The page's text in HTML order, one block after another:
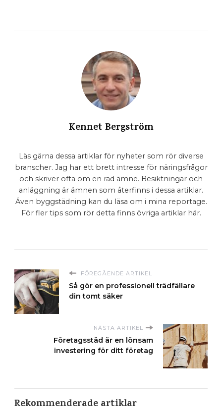
Kennet Bergström
Läs gärna dessa artiklar för nyheter som rör diverse
branscher. Jag har ett brett intresse för näringsfrågor
och skriver ofta om en rad ämne. Besiktningar och
anläggning är ämnen som återfinns i dessa artiklar.
Även byggstädning kan du läsa om i mina reportage.
För fler tips som rör detta finns övriga artiklar här.
FÖREGÅENDE ARTIKEL
Så gör en professionell trädfällare
din tomt säker
NÄSTA ARTIKEL
Företagsstäd är en lönsam
investering för ditt företag
Rekommenderade artiklar